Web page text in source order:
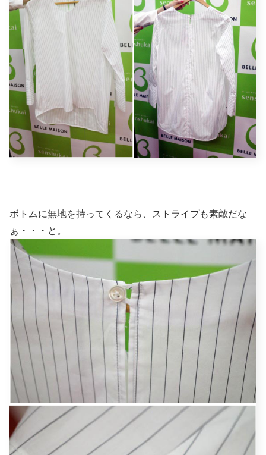
ボトムに無地を持ってくるなら、ストライプも素敵だな
ぁ・・・と。